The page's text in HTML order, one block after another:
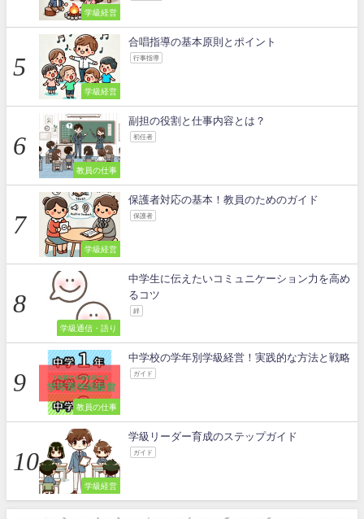
学級経営
学級経営
合唱指導の基本原則とポイント
行事指導
教員の仕事
副担の役割と仕事内容とは？
初任者
学級経営
保護者対応の基本！教員のためのガイド
保護者
学級通信・語り
中学生に伝えたいコミュニケーション力を高め
るコツ
絆
教員の仕事
中学校の学年別学級経営！実践的な方法と戦略
ガイド
学級経営
学級リーダー育成のステップガイド
ガイド